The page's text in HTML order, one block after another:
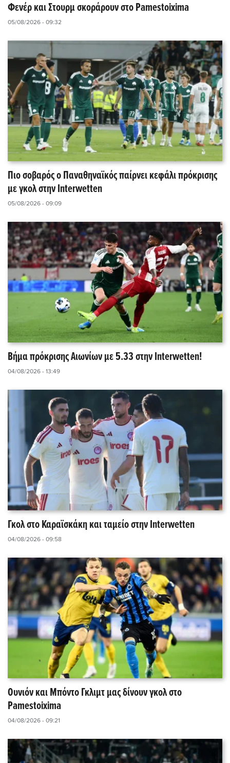
Φενέρ και Στουρμ σκοράρουν στο Pamestoixima
05/08/2026 - 09:32
Πιο σοβαρός ο Παναθηναϊκός παίρνει κεφάλι πρόκρισης
με γκολ στην Interwetten
05/08/2026 - 09:09
Βήμα πρόκρισης Αιωνίων με 5.33 στην Interwetten!
04/08/2026 - 13:49
Γκολ στο Καραϊσκάκη και ταμείο στην Interwetten
04/08/2026 - 09:58
Ουνιόν και Μπόντο Γκλιμτ μας δίνουν γκολ στο
Pamestoixima
04/08/2026 - 09:21